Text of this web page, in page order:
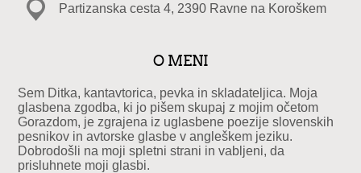
Partizanska cesta 4, 2390 Ravne na Koroškem
O MENI
Sem Ditka, kantavtorica, pevka in skladateljica. Moja
glasbena zgodba, ki jo pišem skupaj z mojim očetom
Gorazdom, je zgrajena iz uglasbene poezije slovenskih
pesnikov in avtorske glasbe v angleškem jeziku.
Dobrodošli na moji spletni strani in vabljeni, da
prisluhnete moji glasbi.